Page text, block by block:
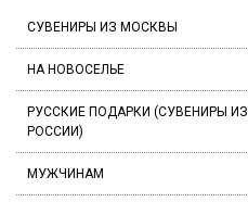
СУВЕНИРЫ ИЗ МОСКВЫ
НА НОВОСЕЛЬЕ
РУССКИЕ ПОДАРКИ (СУВЕНИРЫ ИЗ
РОССИИ)
МУЖЧИНАМ